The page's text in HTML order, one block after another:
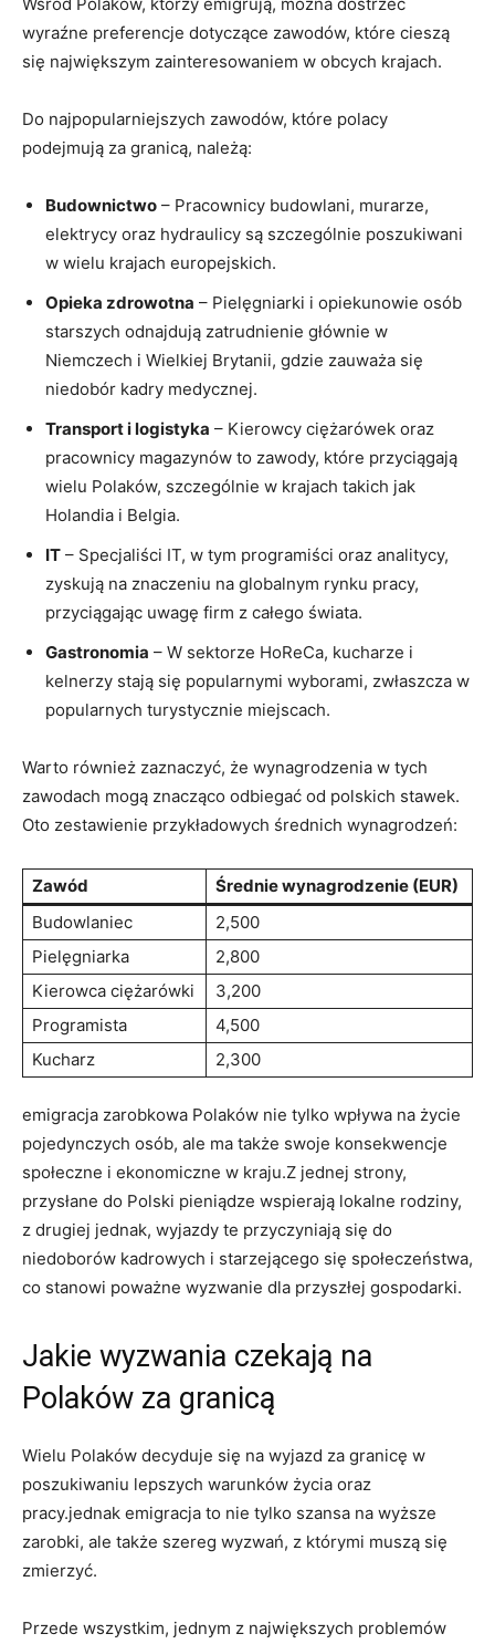
wyraźne preferencje dotyczące zawodów, które cieszą
się największym zainteresowaniem w obcych krajach.
Do najpopularniejszych zawodów, które polacy
podejmują za granicą, należą:
Budownictwo – Pracownicy budowlani, murarze,
elektrycy oraz hydraulicy są szczególnie poszukiwani
w wielu krajach europejskich.
Opieka zdrowotna – Pielęgniarki i opiekunowie osób
starszych odnajdują zatrudnienie głównie w
Niemczech i Wielkiej Brytanii, gdzie zauważa się
niedobór kadry medycznej.
Transport i logistyka – Kierowcy ciężarówek oraz
pracownicy magazynów to zawody, które przyciągają
wielu Polaków, szczególnie w krajach takich jak
Holandia i Belgia.
IT – Specjaliści IT, w tym programiści oraz analitycy,
zyskują na znaczeniu na globalnym rynku pracy,
przyciągając uwagę firm z całego świata.
Gastronomia – W sektorze HoReCa, kucharze i
kelnerzy stają się popularnymi wyborami, zwłaszcza w
popularnych turystycznie miejscach.
Warto również zaznaczyć, że wynagrodzenia w tych
zawodach mogą znacząco odbiegać od polskich stawek.
Oto zestawienie przykładowych średnich wynagrodzeń:
Zawód
Średnie wynagrodzenie (EUR)
Budowlaniec
2,500
Pielęgniarka
2,800
Kierowca ciężarówki
3,200
Programista
4,500
Kucharz
2,300
emigracja zarobkowa Polaków nie tylko wpływa na życie
pojedynczych osób, ale ma także swoje konsekwencje
społeczne i ekonomiczne w kraju.Z jednej strony,
przysłane do Polski pieniądze wspierają lokalne rodziny,
z drugiej jednak, wyjazdy te przyczyniają się do
niedoborów kadrowych i starzejącego się społeczeństwa,
co stanowi poważne wyzwanie dla przyszłej gospodarki.
Jakie wyzwania czekają na
Polaków za granicą
Wielu Polaków decyduje się na wyjazd za granicę w
poszukiwaniu lepszych warunków życia oraz
pracy.jednak emigracja to nie tylko szansa na wyższe
zarobki, ale także szereg wyzwań, z którymi muszą się
zmierzyć.
Przede wszystkim, jednym z największych problemów